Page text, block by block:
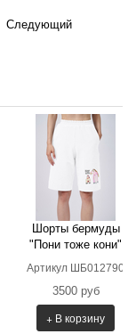
Следующий
Шорты бермуды
"Пони тоже кони"
Артикул ШБ012790
3500 руб
+ В корзину